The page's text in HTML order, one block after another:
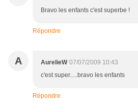
Bravo les enfants c'est superbe !
Répondre
A AurelieW 07/07/2009 10:43
c'est super.....bravo les enfants
Répondre